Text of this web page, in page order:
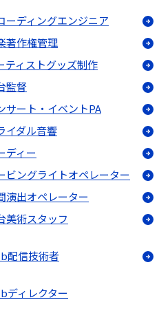
ーディングエンジニア
著作権管理
ティストグッズ制作
監督
サート・イベントPA
イダル音響
ディー
ビングライトオペレーター
演出オペレーター
美術スタッフ
配信技術者
ディレクター